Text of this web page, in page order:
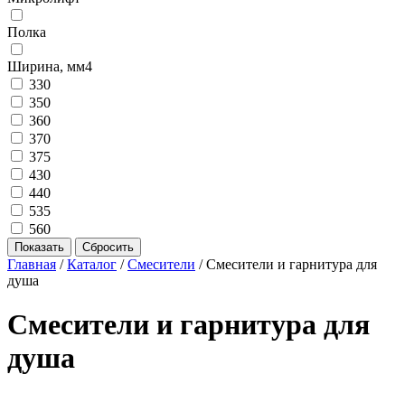
Полка
Ширина, мм4
330
350
360
370
375
430
440
535
560
Главная /Каталог /Смесители /Смесители и гарнитура для
душа
Смесители и гарнитура для
душа